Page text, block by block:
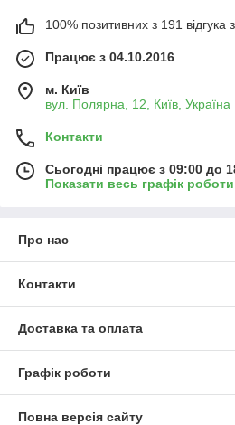
100% позитивних з 191 відгука
Працює з 04.10.2016
м. Київ
вул. Полярна, 12, Київ, Україна
Контакти
Сьогодні працює з 09:00 до
Показати весь графік роботи
Про нас
Контакти
Доставка та оплата
Графік роботи
Повна версія сайту